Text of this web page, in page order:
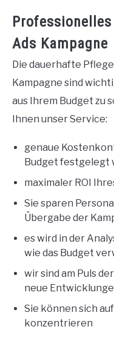
Ads Kampagne
Die dauerhafte
Kampagne sind
aus Ihrem Budget zu
Ihnen unser Service:
genaue
Budget festgelegt
maximaler ROI
Sie sparen
Übergabe der
es wird in der
wie das Budget
wir sind am Puls
neue
Sie können sich
konzentrieren